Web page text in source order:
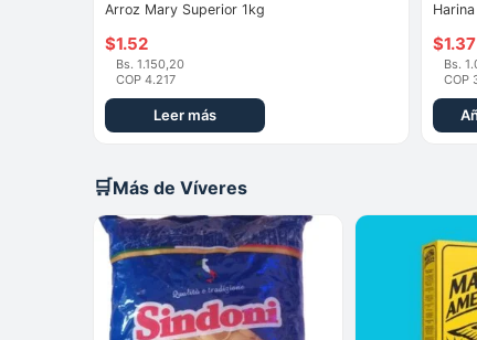
Arroz Mary Superior 1kg
$1.52
Bs. 1.150,20
COP 4.217
Leer más
$1.37
Bs.
COP
🛒Más de Víveres